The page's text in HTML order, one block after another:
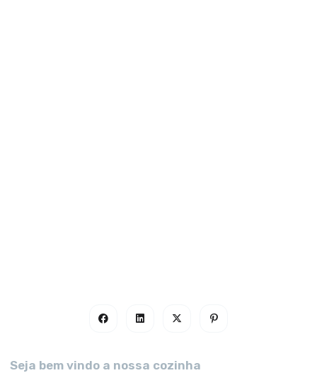
Seja bem vindo a nossa cozinha